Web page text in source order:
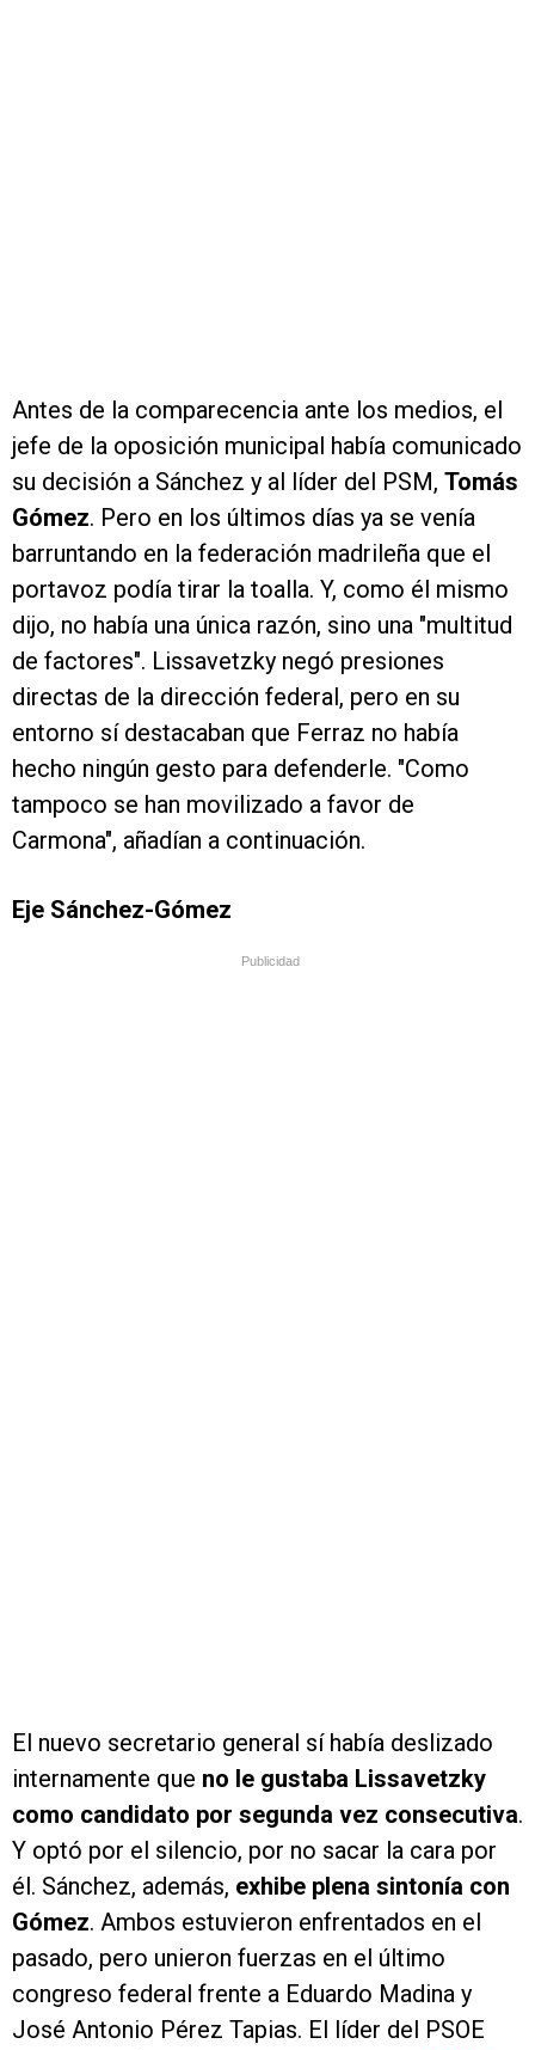
Antes de la comparecencia ante los medios, el
jefe de la oposición municipal había comunicado
su decisión a Sánchez y al líder del PSM, Tomás
Gómez. Pero en los últimos días ya se venía
barruntando en la federación madrileña que el
portavoz podía tirar la toalla. Y, como él mismo
dijo, no había una única razón, sino una "multitud
de factores". Lissavetzky negó presiones
directas de la dirección federal, pero en su
entorno sí destacaban que Ferraz no había
hecho ningún gesto para defenderle. "Como
tampoco se han movilizado a favor de
Carmona", añadían a continuación.
Eje Sánchez-Gómez
Publicidad
El nuevo secretario general sí había deslizado
internamente que no le gustaba Lissavetzky
como candidato por segunda vez consecutiva.
Y optó por el silencio, por no sacar la cara por
él. Sánchez, además, exhibe plena sintonía con
Gómez. Ambos estuvieron enfrentados en el
pasado, pero unieron fuerzas en el último
congreso federal frente a Eduardo Madina y
José Antonio Pérez Tapias. El líder del PSOE